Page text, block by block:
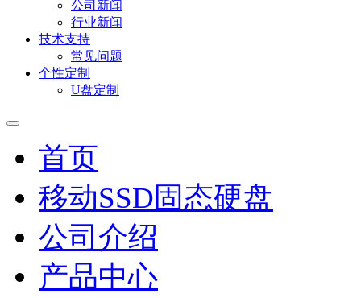
公司新闻
行业新闻
技术支持
常见问题
个性定制
U盘定制
首页
移动SSD固态硬盘
公司介绍
产品中心